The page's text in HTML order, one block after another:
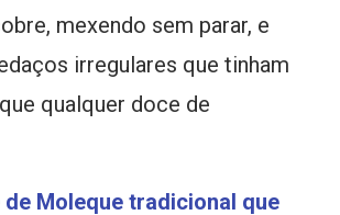
mexendo sem parar, e
irregulares que tinham
qualquer doce de
de Moleque tradicional que